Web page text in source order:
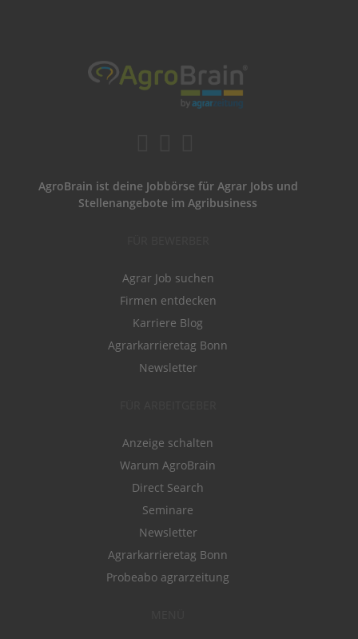
AgroBrain ist deine Jobbörse für Agrar Jobs und
Stellenangebote im Agribusiness
Agrar Job suchen
Firmen entdecken
Karriere Blog
Agrarkarrieretag Bonn
Newsletter
Anzeige schalten
Warum AgroBrain
Direct Search
Seminare
Newsletter
Agrarkarrieretag Bonn
Probeabo agrarzeitung